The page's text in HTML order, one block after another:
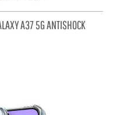
A37 5G ANTISHOCK